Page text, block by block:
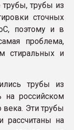
трубы из
сточных
поэтому и в
проблема,
стиральных и
трубы из
на российском
Эти трубы
рассчитаны на